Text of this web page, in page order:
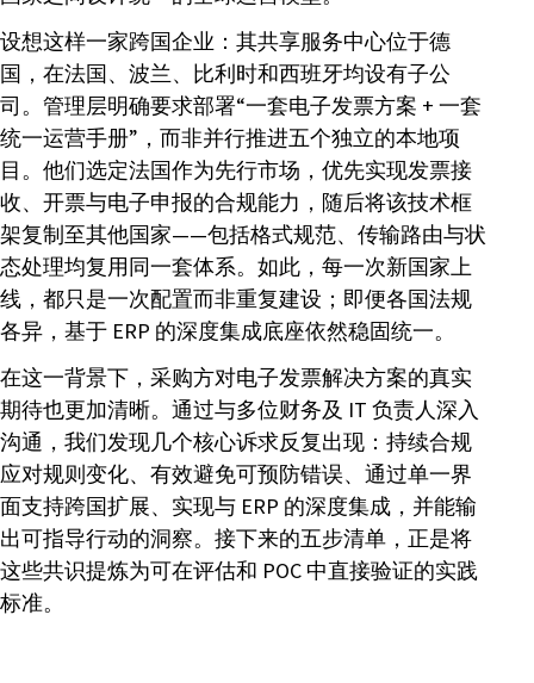
设想这样一家跨国企业：其共享服务中心位于德
国，在法国、波兰、比利时和西班牙均设有子公
司。管理层明确要求部署“一套电子发票方案 + 一套
统一运营手册”，而非并行推进五个独立的本地项
目。他们选定法国作为先行市场，优先实现发票接
收、开票与电子申报的合规能力，随后将该技术框
架复制至其他国家——包括格式规范、传输路由与状
态处理均复用同一套体系。如此，每一次新国家上
线，都只是一次配置而非重复建设；即便各国法规
各异，基于 ERP 的深度集成底座依然稳固统一。
在这一背景下，采购方对电子发票解决方案的真实
期待也更加清晰。通过与多位财务及 IT 负责人深入
沟通，我们发现几个核心诉求反复出现：持续合规
应对规则变化、有效避免可预防错误、通过单一界
面支持跨国扩展、实现与 ERP 的深度集成，并能输
出可指导行动的洞察。接下来的五步清单，正是将
这些共识提炼为可在评估和 POC 中直接验证的实践
标准。